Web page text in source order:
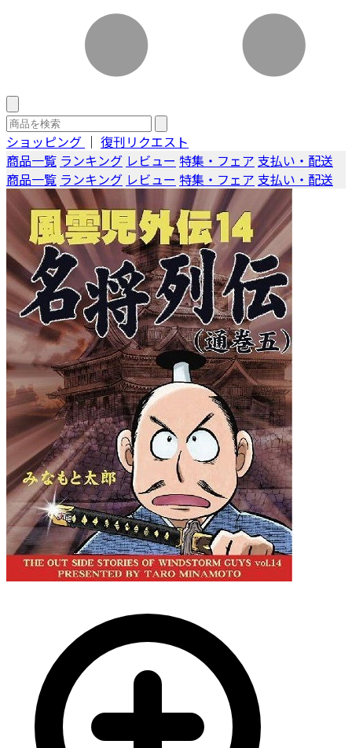
ショッピング ｜ 復刊リクエスト
商品一覧 ランキング レビュー 特集・フェア 支払い・配送
商品一覧 ランキング レビュー 特集・フェア 支払い・配送